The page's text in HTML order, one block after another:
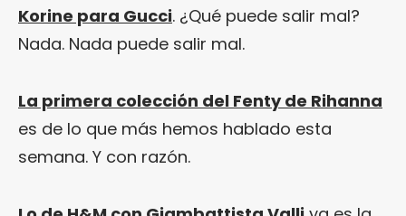
Korine para Gucci. ¿Qué puede salir mal?
Nada. Nada puede salir mal.
La primera colección del Fenty de Rihanna
es de lo que más hemos hablado esta
semana. Y con razón.